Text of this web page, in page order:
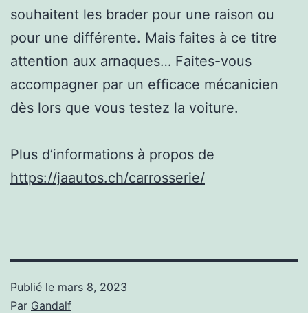
souhaitent les brader pour une raison ou
pour une différente. Mais faites à ce titre
attention aux arnaques… Faites-vous
accompagner par un efficace mécanicien
dès lors que vous testez la voiture.
Plus d’informations à propos de
https://jaautos.ch/carrosserie/
Publié le mars 8, 2023
Par Gandalf